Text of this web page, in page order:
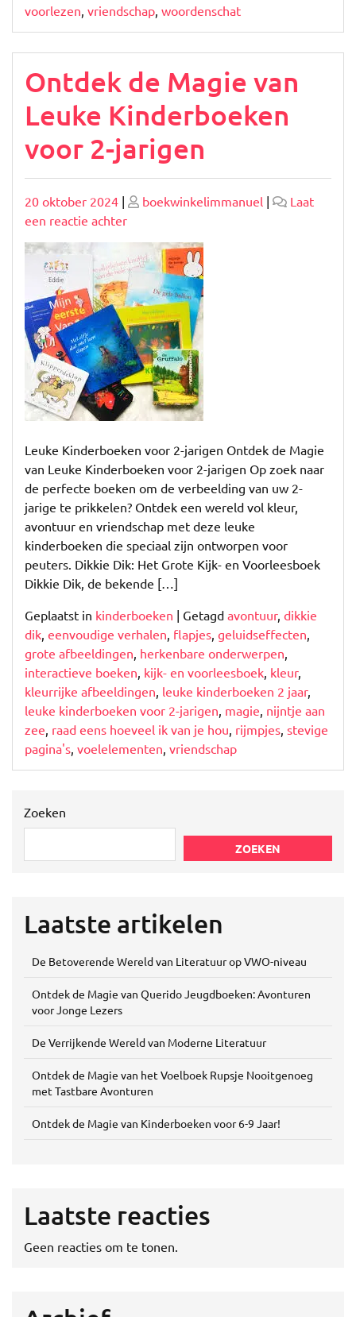
voorlezen vriendschap woordenschat
Ontdek de Magie van
Leuke Kinderboeken
voor 2-jarigen
Geplaatst
op
20 oktober 2024 | Geplaatst
boekwinkelimmanuel |
Laat
een reactie achterop
de
Magie
van
Leuke
Kinderboeken
voor
2-
jarigen
Leuke Kinderboeken voor 2-jarigen Ontdek de Magie
van Leuke Kinderboeken voor 2-jarigen Op zoek naar
de perfecte boeken om de verbeelding van uw 2-
jarige te prikkelen? Ontdek een wereld vol kleur,
avontuur en vriendschap met deze leuke
kinderboeken die speciaal zijn ontworpen voor
peuters. Dikkie Dik: Het Grote Kijk- en Voorleesboek
Dikkie Dik, de bekende […]
Geplaatst in kinderboeken | Getagd avontuur, dikkie
dik eenvoudige verhalen flapjes geluidseffecten
grote afbeeldingen herkenbare onderwerpen
interactieve boeken kijk- en voorleesboek kleur,
kleurrijke afbeeldingen leuke kinderboeken 2 jaar,
leuke kinderboeken voor 2-jarigen magie nijntje aan
zee raad eens hoeveel ik van je hou rijmpjes stevige
pagina's voelelementen vriendschap
Zoeken
ZOEKEN
Laatste artikelen
De Betoverende Wereld van Literatuur op VWO-niveau
Ontdek de Magie van Querido Jeugdboeken: Avonturen
voor Jonge Lezers
De Verrijkende Wereld van Moderne Literatuur
Ontdek de Magie van het Voelboek Rupsje Nooitgenoeg
met Tastbare Avonturen
Ontdek de Magie van Kinderboeken voor 6-9 Jaar!
Laatste reacties
Geen reacties om te tonen.